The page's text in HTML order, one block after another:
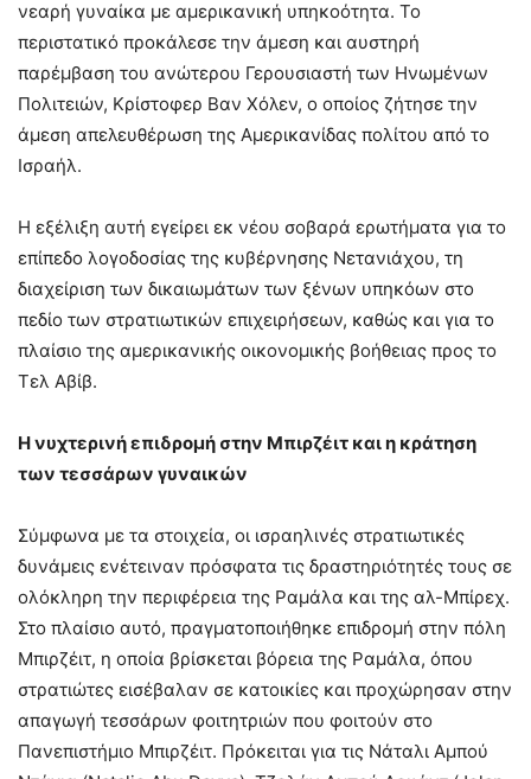
νεαρή γυναίκα με αμερικανική υπηκοότητα. Το
περιστατικό προκάλεσε την άμεση και αυστηρή
παρέμβαση του ανώτερου Γερουσιαστή των Ηνωμένων
Πολιτειών, Κρίστοφερ Βαν Χόλεν, ο οποίος ζήτησε την
άμεση απελευθέρωση της Αμερικανίδας πολίτου από το
Ισραήλ.
Η εξέλιξη αυτή εγείρει εκ νέου σοβαρά ερωτήματα για το
επίπεδο λογοδοσίας της κυβέρνησης Νετανιάχου, τη
διαχείριση των δικαιωμάτων των ξένων υπηκόων στο
πεδίο των στρατιωτικών επιχειρήσεων, καθώς και για το
πλαίσιο της αμερικανικής οικονομικής βοήθειας προς το
Τελ Αβίβ.
Η νυχτερινή επιδρομή στην Μπιρζέιτ και η κράτηση
των τεσσάρων γυναικών
Σύμφωνα με τα στοιχεία, οι ισραηλινές στρατιωτικές
δυνάμεις ενέτειναν πρόσφατα τις δραστηριότητές τους σε
ολόκληρη την περιφέρεια της Ραμάλα και της αλ-Μπίρεχ.
Στο πλαίσιο αυτό, πραγματοποιήθηκε επιδρομή στην πόλη
Μπιρζέιτ, η οποία βρίσκεται βόρεια της Ραμάλα, όπου
στρατιώτες εισέβαλαν σε κατοικίες και προχώρησαν στην
απαγωγή τεσσάρων φοιτητριών που φοιτούν στο
Πανεπιστήμιο Μπιρζέιτ. Πρόκειται για τις Νάταλι Αμπού